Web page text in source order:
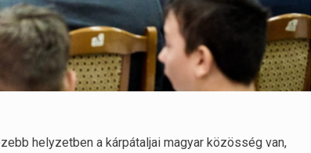
helyzetben a kárpátaljai magyar közösség van,